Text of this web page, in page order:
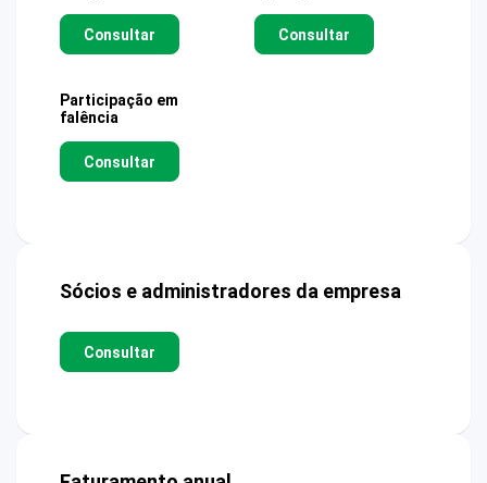
Consultar Consultar
Participação em
falência
Consultar
Sócios e administradores da empresa
Consultar